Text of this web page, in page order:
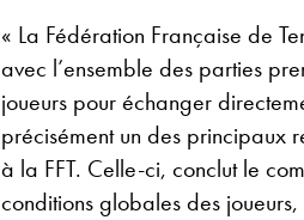
« La Fédération Française de
avec l’ensemble des parties
joueurs pour échanger
précisément un des principaux
à la FFT. Celle-ci, conclut le
conditions globales des